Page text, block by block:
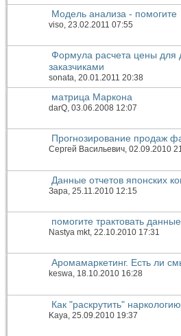
Модель анализа - помогите
viso , 23.02.2011 07:55
Формула расчета цены для
заказчиками
sonata, 20.01.2011 20:38
матрица Маркона
darQ , 03.06.2008 12:07
Прогнозирование продаж
Сергей Васильевич, 02.09.2010
Данные отчетов японских
Зара , 25.11.2010 12:15
помогите трактовать
Nastya mkt, 22.10.2010 17:31
Аромамаркетинг. Есть ли
keswa, 18.10.2010 16:28
Как "раскрутить" наркологию
Kaya, 25.09.2010 19:37